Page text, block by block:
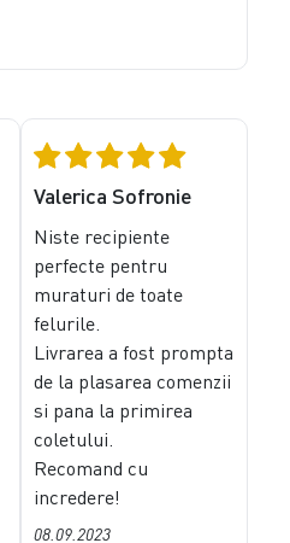
Valerica Sofronie
Niste recipiente
perfecte pentru
muraturi de toate
felurile.
Livrarea a fost prompta
de la plasarea comenzii
si pana la primirea
coletului.
Recomand cu
incredere!
08.09.2023